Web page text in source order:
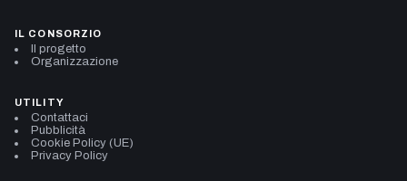
IL CONSORZIO
Il progetto
Organizzazione
UTILITY
Contattaci
Pubblicità
Cookie Policy (UE)
Privacy Policy